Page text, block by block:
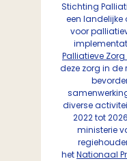
Stichting
een
voor
Palliatieve Zorg
deze zorg in de
diverse
2022 tot
ministerie
hetNationaal